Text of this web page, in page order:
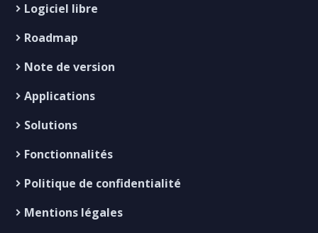
Logiciel libre
Roadmap
Note de version
Applications
Solutions
Fonctionnalités
Politique de confidentialité
Mentions légales